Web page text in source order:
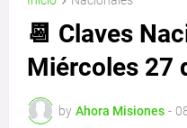
📆 Claves
Miércoles 27
by Ahora Misiones -